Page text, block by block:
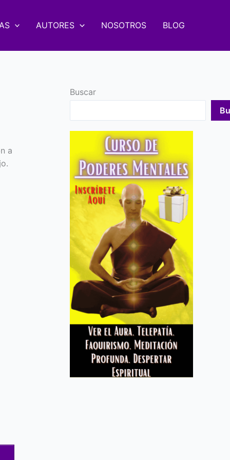
AUTORES NOSOTROS BLOG
a
Buscar